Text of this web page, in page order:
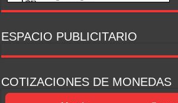
ESPACIO PUBLICITARIO
COTIZACIONES DE MONEDAS